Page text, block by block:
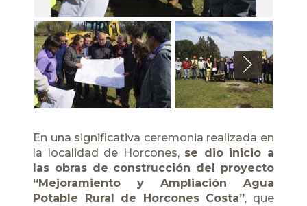
Next
En una significativa ceremonia realizada en
la localidad de Horcones, se dio inicio a
las obras de construcción del proyecto
“Mejoramiento y Ampliación Agua
Potable Rural de Horcones Costa”, que